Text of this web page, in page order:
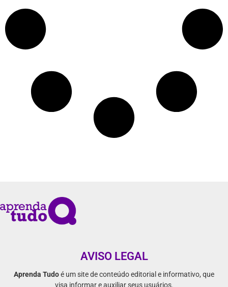
AVISO LEGAL
Aprenda Tudoé um site de conteúdo editorial e informativo, que